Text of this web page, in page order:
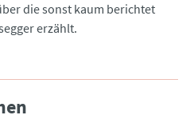
die sonst kaum berichtet
erzählt.